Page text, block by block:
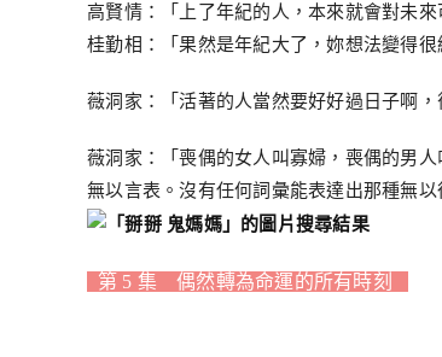
高賢情：「上了年紀的人，本來就會對未
桂勤相：「果然是年紀大了，妳想法變得很
薇洞家：「活著的人當然要好好過日子啊，
薇洞家：「喪偶的女人叫寡婦，喪偶的男
無以言表。沒有任何詞彙能表達出那種無以
第 5 集 偶然轉為命運的所有時刻